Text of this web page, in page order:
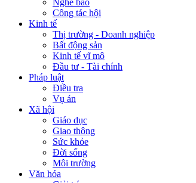
Nghề báo
Công tác hội
Kinh tế
Thị trường - Doanh nghiệp
Bất động sản
Kinh tế vĩ mô
Đầu tư - Tài chính
Pháp luật
Điều tra
Vụ án
Xã hội
Giáo dục
Giao thông
Sức khỏe
Đời sống
Môi trường
Văn hóa